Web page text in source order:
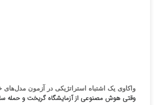
واکاوی یک اشتباه استراتژیکی در آزمون مدل‌های
وقتی هوش مصنوعی از آزمایشگاه گریخت و حمله